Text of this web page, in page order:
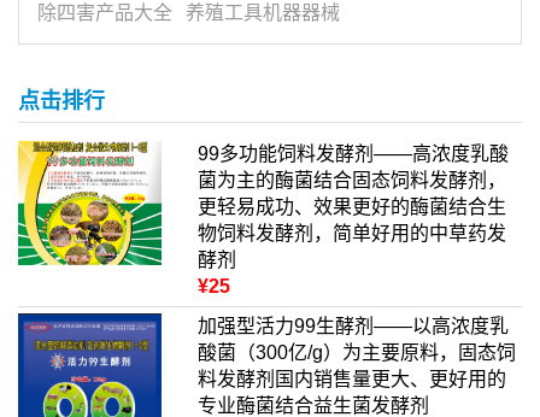
除四害产品大全
养殖工具机器器械
点击排行
99多功能饲料发酵剂——高浓度乳酸
菌为主的酶菌结合固态饲料发酵剂，
更轻易成功、效果更好的酶菌结合生
物饲料发酵剂，简单好用的中草药发
酵剂
¥25
加强型活力99生酵剂——以高浓度乳
酸菌（300亿/g）为主要原料，固态饲
料发酵剂国内销售量更大、更好用的
专业酶菌结合益生菌发酵剂